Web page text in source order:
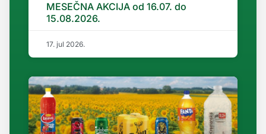
MESEČNA AKCIJA od 16.07. do
15.08.2026.
17. jul 2026.